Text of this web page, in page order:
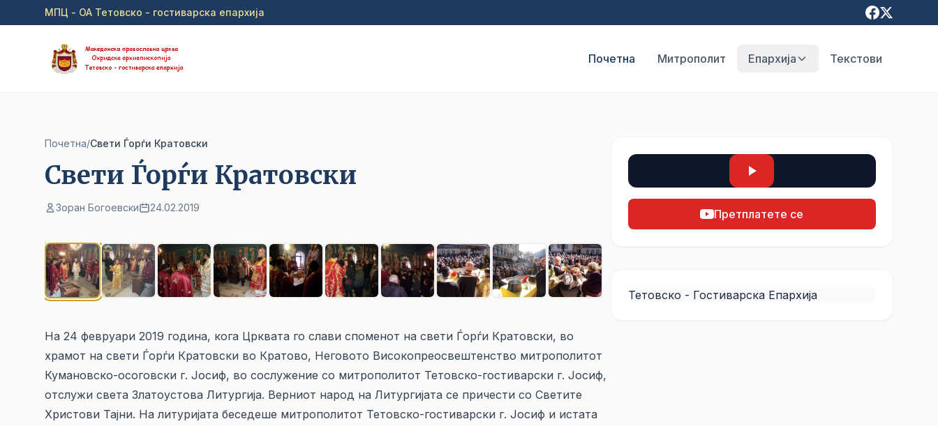
Прејди на главна содржина
МПЦ - ОА Тетовско - гостиварска епархија
Почетна Митрополит Епархија Текстови
Почетна/Свети Ѓорѓи Кратовски
Свети Ѓорѓи Кратовски
Зоран Богоевски 24.02.2019
На 24 февруари 2019 година, кога Црквата го слави споменот на свети Ѓорѓи Кратовски, во
храмот на свети Ѓорѓи Кратовски во Кратово, Неговото Високопреосвештенство митрополитот
Кумановско-осоговски г. Јосиф, во сослужение со митрополитот Тетовско-гостиварски г. Јосиф,
отслужи света Златоустова Литургија. Верниот народ на Литургијата се причести со Светите
Христови Тајни. На литуријата беседеше митрополитот Тетовско-гостиварски г. Јосиф и истата
Претплатете се
Тетовско - Гостиварска Епархија